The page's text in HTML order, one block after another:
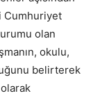
Cumhuriyet
olan
okulu,
belirterek